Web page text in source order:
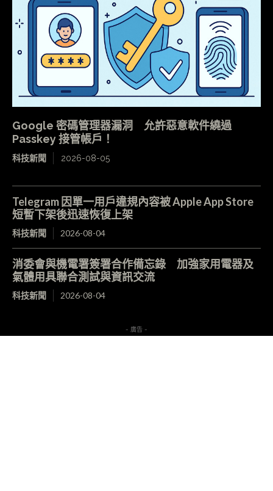
Google 密碼管理器漏洞 允許惡意軟件繞過
Passkey 接管帳戶！
科技新聞 2026-08-05
Telegram 因單一用戶違規內容被 Apple App Store
短暫下架後迅速恢復上架
科技新聞 2026-08-04
消委會與機電署簽署合作備忘錄 加強家用電器及
氣體用具聯合測試與資訊交流
科技新聞 2026-08-04
- 廣告 -